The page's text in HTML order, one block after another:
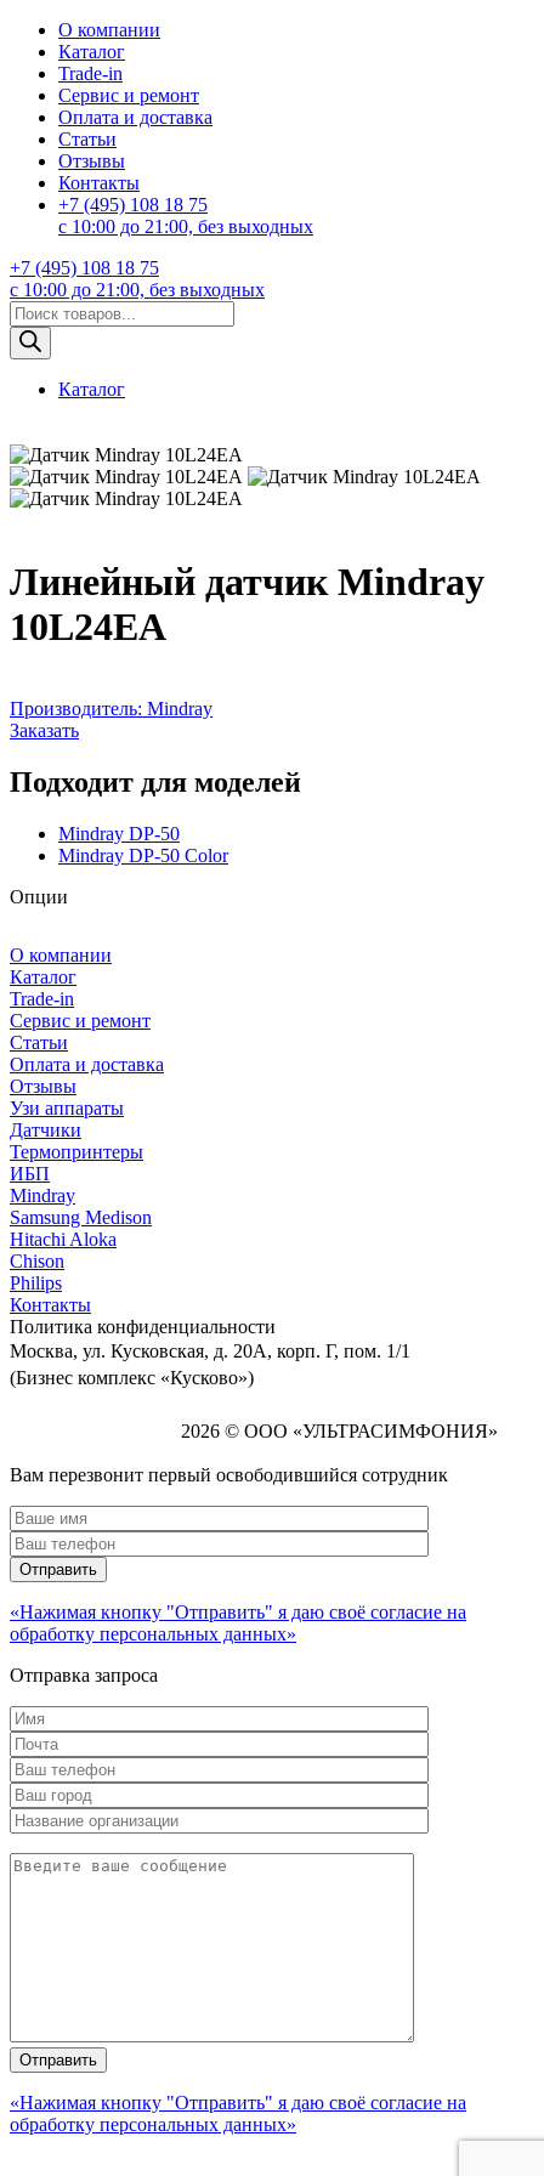
О компании
Каталог
Trade-in
Сервис и ремонт
Оплата и доставка
Статьи
Отзывы
Контакты
+7 (495) 108 18 75
с 10:00 до 21:00, без выходных
+7 (495) 108 18 75
с 10:00 до 21:00, без выходных
Поиск
товаров
Каталог
Линейный датчик Mindray
10L24EA
Производитель: Mindray
Заказать
Подходит для моделей
Mindray DP-50
Mindray DP-50 Color
Опции
О компании
Каталог
Trade-in
Сервис и ремонт
Статьи
Оплата и доставка
Отзывы
Узи аппараты
Датчики
Термопринтеры
ИБП
Mindray
Samsung Medison
Hitachi Aloka
Сhison
Philips
Контакты
Политика конфиденциальности
Москва, ул. Кусковская, д. 20А, корп. Г, пом. 1/1
(Бизнес комплекс «Кусково»)
2026 © ООО «УЛЬТРАСИМФОНИЯ»
Вам перезвонит первый освободившийся сотрудник
«Нажимая кнопку "Отправить" я даю своё согласие на
обработку персональных данных»
Отправка запроса
«Нажимая кнопку "Отправить" я даю своё согласие на
обработку персональных данных»